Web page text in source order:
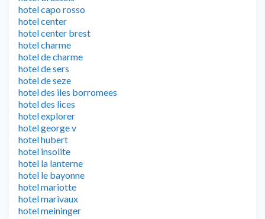
hotel capo rosso
hotel center
hotel center brest
hotel charme
hotel de charme
hotel de sers
hotel de seze
hotel des iles borromees
hotel des lices
hotel explorer
hotel george v
hotel hubert
hotel insolite
hotel la lanterne
hotel le bayonne
hotel mariotte
hotel marivaux
hotel meininger